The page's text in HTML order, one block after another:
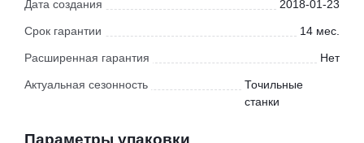
Дата создания 2018-01-23
Срок гарантии 14 мес.
Расширенная гарантия Нет
Актуальная сезонность
Точильные
станки
Параметры упаковки